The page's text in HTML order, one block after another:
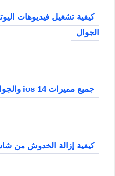
كيفية تشغيل فيديوهات
الجوال
جميع مميزات ios 14 والجوالات التى تدعمها
كيفية إزالة الخدوش من